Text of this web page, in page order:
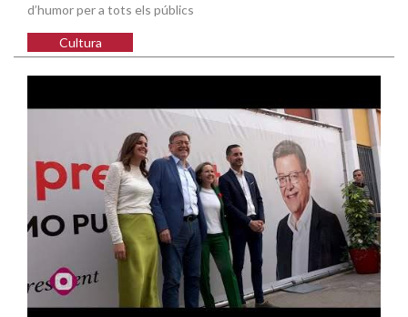
d’humor per a tots els públics
Cultura